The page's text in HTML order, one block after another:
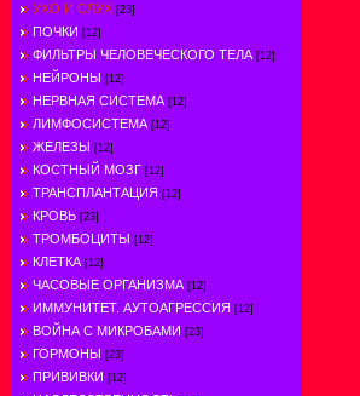
УХО И СЛУХ [23]
ПОЧКИ [12]
ФИЛЬТРЫ ЧЕЛОВЕЧЕСКОГО ТЕЛА [12]
НЕЙРОНЫ [12]
НЕРВНАЯ СИСТЕМА [12]
ЛИМФОСИСТЕМА [12]
ЖЕЛЕЗЫ [12]
КОСТНЫЙ МОЗГ [12]
ТРАНСПЛАНТАЦИЯ [12]
КРОВЬ [23]
ТРОМБОЦИТЫ [12]
КЛЕТКА [12]
ЧАСОВЫЕ ОРГАНИЗМА [12]
ИММУНИТЕТ. АУТОАГРЕССИЯ [12]
ВОЙНА С МИКРОБАМИ [23]
ГОРМОНЫ [23]
ПРИВИВКИ [12]